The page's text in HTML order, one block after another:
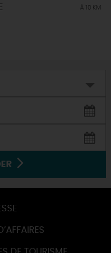
À 10 KM